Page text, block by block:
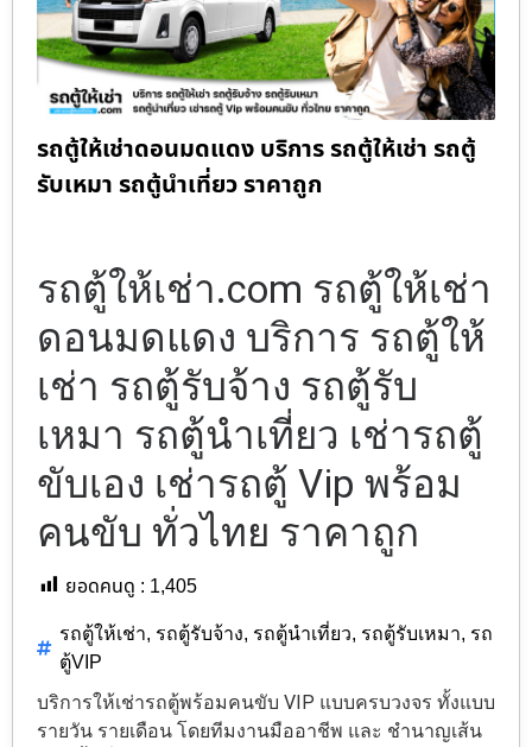
รถตู้ให้เช่าดอนมดแดง บริการ รถตู้ให้เช่า รถตู้
รับเหมา รถตู้นำเที่ยว ราคาถูก
รถตู้ให้เช่า.com รถตู้ให้เช่า
ดอนมดแดง บริการ รถตู้ให้
เช่า รถตู้รับจ้าง รถตู้รับ
เหมา รถตู้นำเที่ยว เช่ารถตู้
ขับเอง เช่ารถตู้ Vip พร้อม
คนขับ ทั่วไทย ราคาถูก
ยอดคนดู : 1,405
รถตู้ให้เช่า, รถตู้รับจ้าง, รถตู้นำเที่ยว, รถตู้รับเหมา, รถ
ตู้VIP
บริการให้เช่ารถตู้พร้อมคนขับ VIP แบบครบวงจร ทั้งแบบ
รายวัน รายเดือน โดยทีมงานมืออาชีพ และ ชำนาญเส้น